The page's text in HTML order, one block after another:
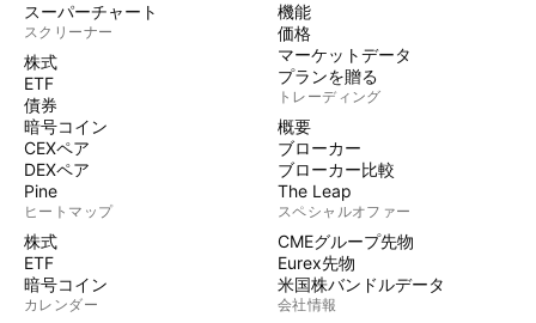
スーパーチャート
スクリーナー
株式
ETF
債券
暗号コイン
CEXペア
DEXペア
Pine
ヒートマップ
株式
ETF
暗号コイン
カレンダー
機能
価格
マーケットデータ
プランを贈る
トレーディング
概要
ブローカー
ブローカー比較
The Leap
スペシャルオファー
CMEグループ先物
Eurex先物
米国株バンドルデータ
会社情報